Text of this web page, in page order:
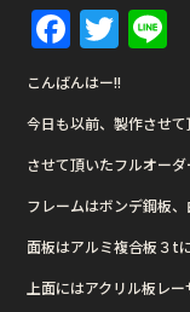
F
a
c
e
b
o
o
k
T
w
it
te
r
e
こんばんはー!!
今日も以前、製作させ
させて頂いたフルオーダ
フレームはボンデ鋼板、
面板はアルミ複合板３t
上面にはアクリル板レ